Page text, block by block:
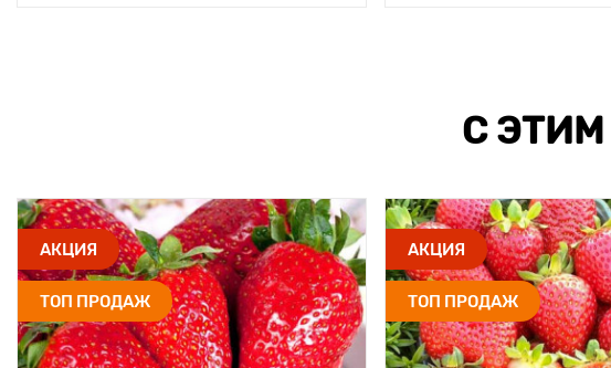
С
АКЦИЯ
ТОП ПРОДАЖ
АКЦИЯ
ТОП ПРОДАЖ